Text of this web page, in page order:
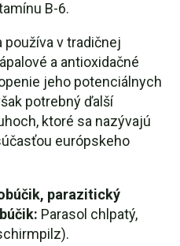
B-6.
používa v tradičnej
a antioxidačné
jeho potenciálnych
potrebný ďalší
ktoré sa nazývajú
európskeho
parazitický
Parasol chlpatý,